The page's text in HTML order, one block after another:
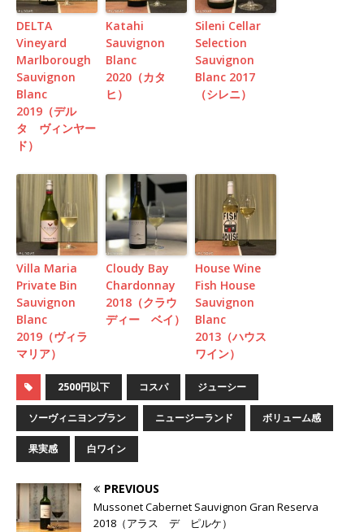
DELTA
Vineyard
Marlborough
Sauvignon
Blanc
2019（デル
タ ヴィンヤー
ド）
Katahi
Sauvignon
Blanc
2020（カタ
ヒ）
Sileni Cellar
Selection
Sauvignon
Blanc 2017
（シレニ）
Villa Maria
Private Bin
Sauvignon
Blanc
2019（ヴィラ
マリア）
Cloudy Bay
Chardonnay
2018（クラウ
ディー ベイ）
House Wine
Fish House
Sauvignon
Blanc
2013（ハウス
ワイン）
2500円以下 コスパ ジューシー
ソーヴィニヨンブラン ニュージーランド ボリューム感
果実感 白ワイン
PREVIOUS
Mussonet Cabernet Sauvignon Gran Reserva
2018（アラス デ ピルケ）